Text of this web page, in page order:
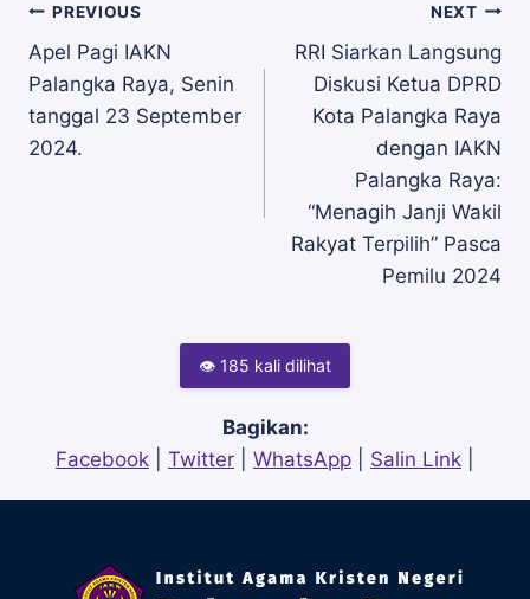
Navigasi
pos
PREVIOUS
Apel Pagi IAKN
Palangka Raya, Senin
tanggal 23 September
2024.
NEXT
RRI Siarkan Langsung
Diskusi Ketua DPRD
Kota Palangka Raya
dengan IAKN
Palangka Raya:
“Menagih Janji Wakil
Rakyat Terpilih” Pasca
Pemilu 2024
👁 185 kali dilihat
Bagikan:
Facebook
Twitter WhatsApp Salin Link